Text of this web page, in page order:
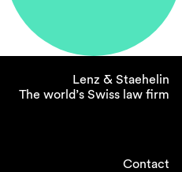
Lenz & Staehelin
The world’s Swiss law firm
Contact